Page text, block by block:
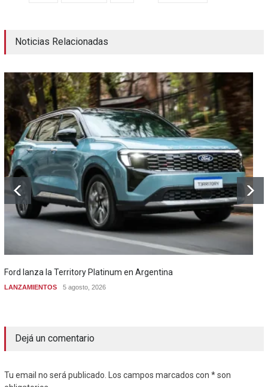
Noticias Relacionadas
Ford lanza la Territory Platinum en Argentina
LANZAMIENTOS 5 agosto, 2026
Dejá un comentario
Tu email no será publicado. Los campos marcados con * son